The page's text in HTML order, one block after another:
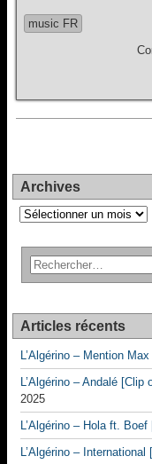
music FR
Archives
Archives
Articles récents
L’Algérino – Mention
L’Algérino – Andalé
2025
L’Algérino – Hola ft.
L’Algérino – International